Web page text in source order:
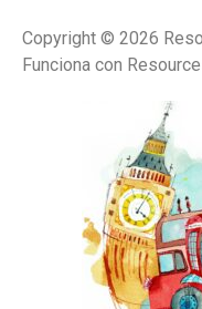
Copyright © 2026
Funciona con